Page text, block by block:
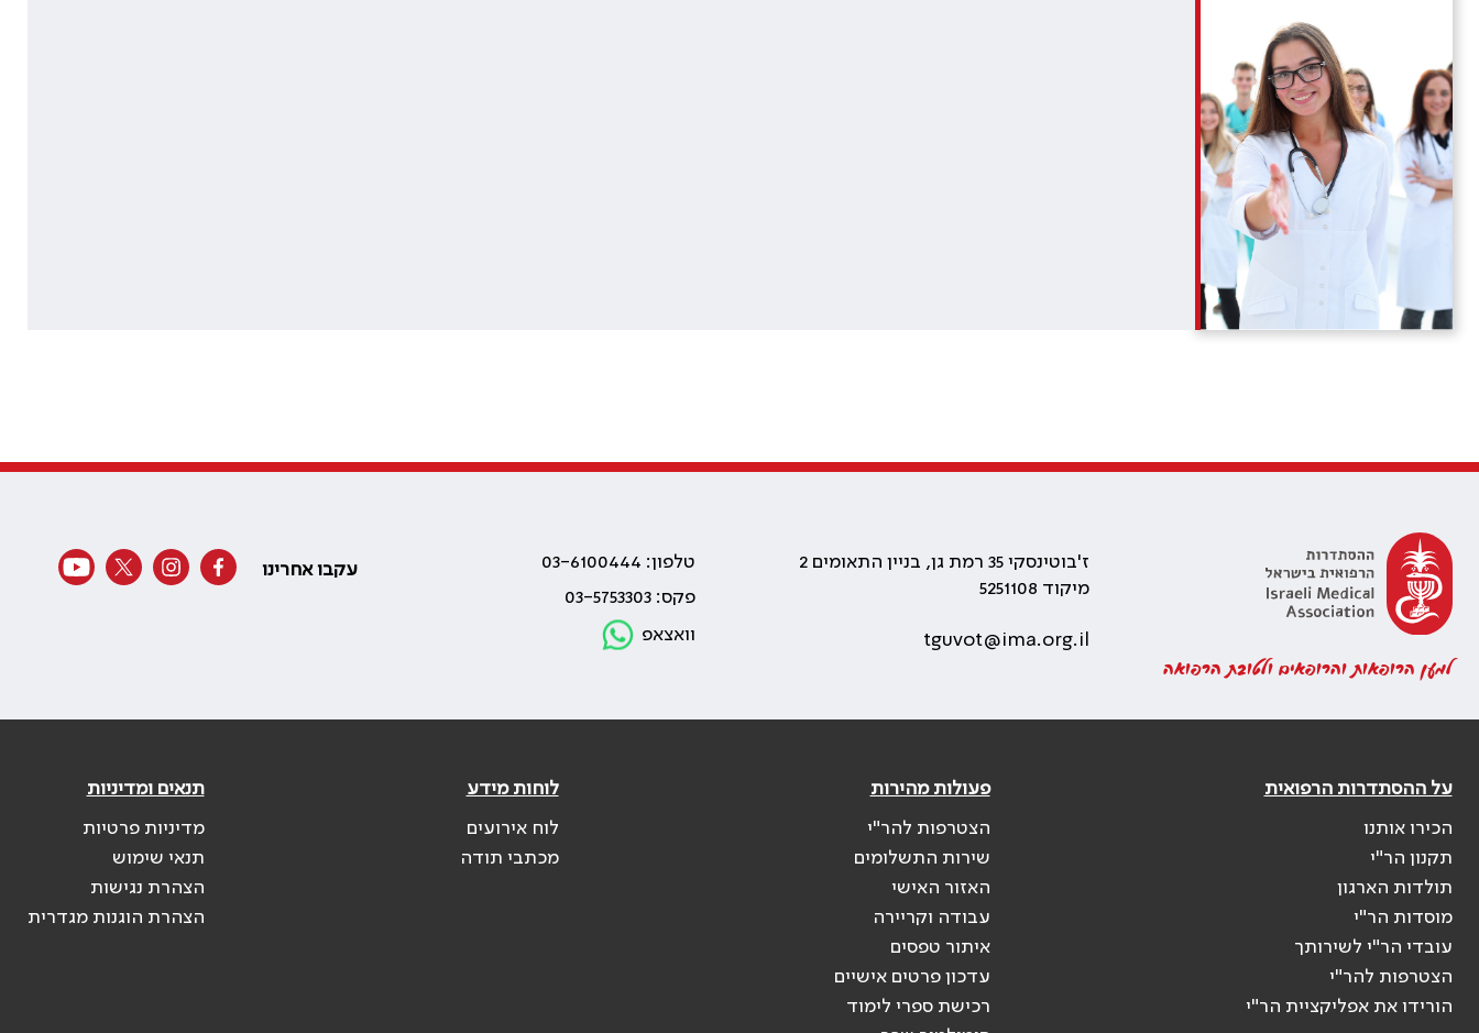
למען הרופאות והרופאים ולטובת הרפואה
ז'בוטינסקי 35 רמת גן, בניין התאומים 2
מיקוד 5251108
tguvot@ima.org.il
טלפון: 03-6100444
פקס: 03-5753303
וואצאפ
עקבו אחרינו
על ההסתדרות הרפואית
הכירו אותנו
תקנון הר"י
תולדות הארגון
מוסדות הר"י
עובדי הר"י לשירותך
הצטרפות להר"י
הורידו את אפליקציית הר"י
פעולות מהירות
הצטרפות להר"י
שירות התשלומים
האזור האישי
עבודה וקריירה
איתור טפסים
עדכון פרטים אישיים
רכישת ספרי לימוד
לוחות מידע
לוח אירועים
מכתבי תודה
תנאים ומדיניות
מדיניות פרטיות
תנאי שימוש
הצהרת נגישות
הצהרת הוגנות מגדרית